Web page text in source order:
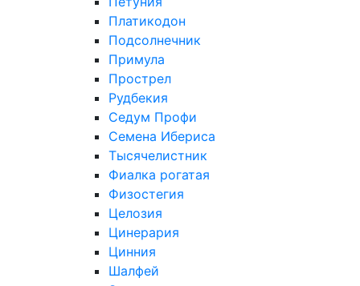
Платикодон
Подсолнечник
Примула
Прострел
Рудбекия
Седум Профи
Семена Ибериса
Тысячелистник
Фиалка рогатая
Физостегия
Целозия
Цинерария
Цинния
Шалфей